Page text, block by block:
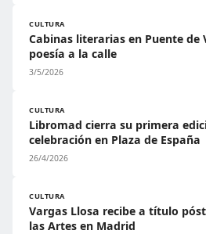
CULTURA
Cabinas literarias en Puente de
poesía a la calle
3/5/2026
CULTURA
Libromad cierra su primera
celebración en Plaza de España
26/4/2026
CULTURA
Vargas Llosa recibe a título
las Artes en Madrid